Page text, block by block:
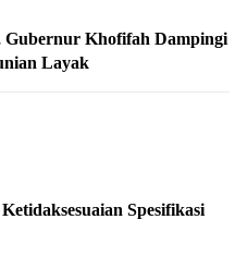
Khofifah Dampingi
Layak
Spesifikasi